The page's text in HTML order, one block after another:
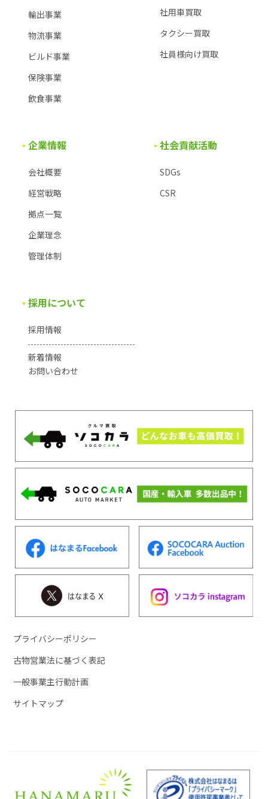
輸出事業
物流事業
ビルド事業
保険事業
飲食事業
社用車買取
タクシー買取
社員様向け買取
企業情報
会社概要
経営戦略
拠点一覧
企業理念
管理体制
社会貢献活動
SDGs
CSR
採用について
採用情報
新着情報
お問い合わせ
プライバシーポリシー
古物営業法に基づく表記
一般事業主行動計画
サイトマップ